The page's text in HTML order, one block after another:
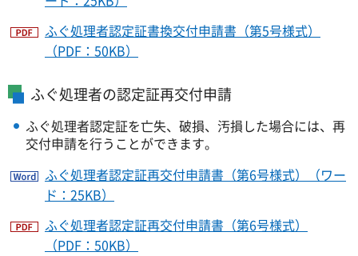
ふぐ処理者認定証書換交付申請書（第5号様式）
（PDF：50KB）
ふぐ処理者の認定証再交付申請
ふぐ処理者認定証を亡失、破損、汚損した場合には、再
交付申請を行うことができます。
ふぐ処理者認定証再交付申請書（第6号様式）（ワー
ド：25KB）
ふぐ処理者認定証再交付申請書（第6号様式）
（PDF：50KB）